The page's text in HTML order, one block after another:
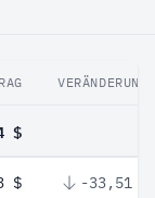
VERÄNDERUNG
$
$ -33,51 %